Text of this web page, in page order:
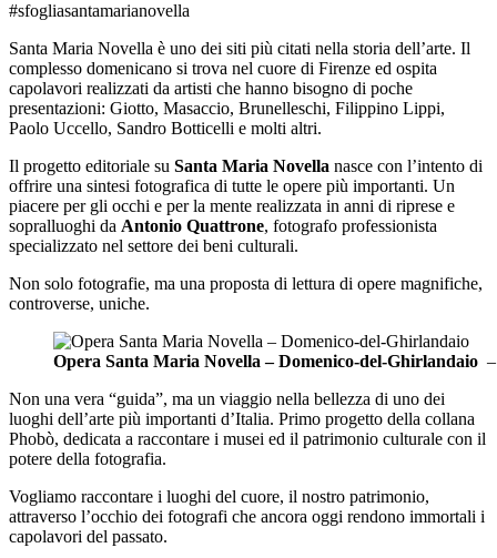
#sfogliasantamarianovella
Santa Maria Novella è uno dei siti più citati nella storia dell’arte. Il
complesso domenicano si trova nel cuore di Firenze ed ospita
capolavori realizzati da artisti che hanno bisogno di poche
presentazioni: Giotto, Masaccio, Brunelleschi, Filippino Lippi,
Paolo Uccello, Sandro Botticelli e molti altri.
Il progetto editoriale su Santa Maria Novella nasce con l’intento di
offrire una sintesi fotografica di tutte le opere più importanti. Un
piacere per gli occhi e per la mente realizzata in anni di riprese e
sopralluoghi da Antonio Quattrone, fotografo professionista
specializzato nel settore dei beni culturali.
Non solo fotografie, ma una proposta di lettura di opere magnifiche,
controverse, uniche.
Opera Santa Maria Novella – Domenico-del-Ghirlandaio –
Non una vera “guida”, ma un viaggio nella bellezza di uno dei
luoghi dell’arte più importanti d’Italia. Primo progetto della collana
Phobò, dedicata a raccontare i musei ed il patrimonio culturale con il
potere della fotografia.
Vogliamo raccontare i luoghi del cuore, il nostro patrimonio,
attraverso l’occhio dei fotografi che ancora oggi rendono immortali i
capolavori del passato.